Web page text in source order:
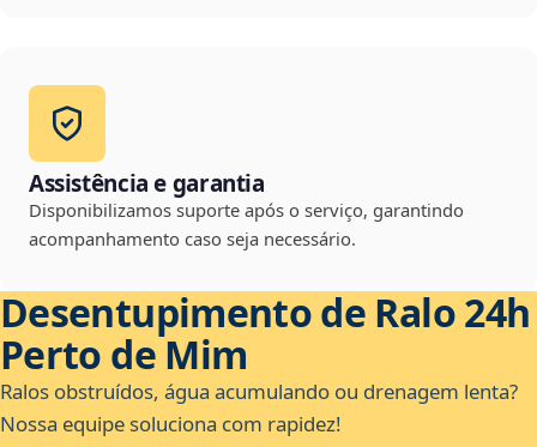
Assistência e garantia
Disponibilizamos suporte após o serviço, garantindo
acompanhamento caso seja necessário.
Desentupimento de Ralo 24h
Perto de Mim
Ralos obstruídos, água acumulando ou drenagem lenta?
Nossa equipe soluciona com rapidez!